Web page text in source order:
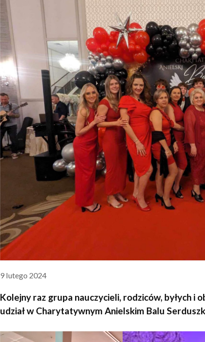
9 lutego 2024
Kolejny raz grupa nauczycieli, rodziców, byłych i
udział w Charytatywnym Anielskim Balu